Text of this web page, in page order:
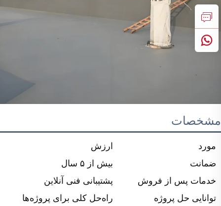
مشخصات
مورد
ارزش
ضمانت
بیش از ۵ سال
خدمات پس از فروش
پشتیبانی فنی آنلاین
توانایی حل پروژه
راه‌حل کلی برای پروژه‌ها